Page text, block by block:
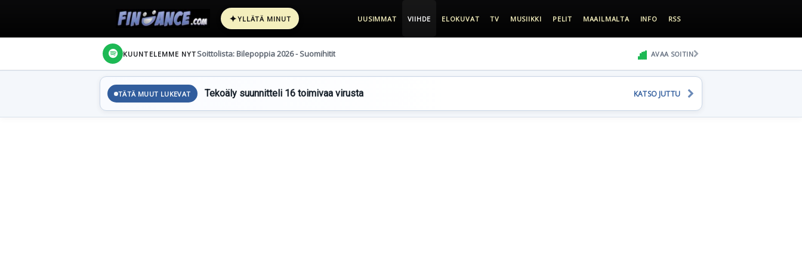
✦YLLÄTÄ MINUT UUSIMMAT VIIHDE ELOKUVAT TV MUSIIKKI PELIT MAAILMALTA INFO RSS
KUUNTELEMME NYT Soittolista: Bilepoppia 2026 - Suomihitit AVAA SOITIN
TÄTÄ MUUT LUKEVAT Tekoäly suunnitteli 16 toimivaa virusta KATSO JUTTU